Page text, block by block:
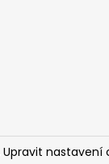
Upravit nastavení